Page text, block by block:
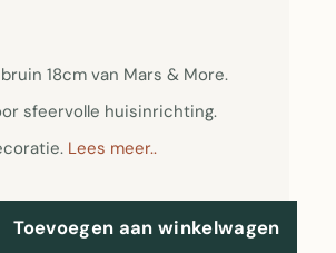
18cm van Mars & More.
sfeervolle huisinrichting.
Lees meer..
Toevoegen aan winkelwagen